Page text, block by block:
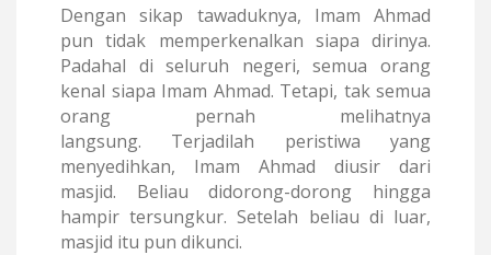
Dengan sikap tawaduknya, Imam Ahmad
pun tidak memperkenalkan siapa dirinya.
Padahal di seluruh negeri, semua orang
kenal siapa Imam Ahmad. Tetapi, tak semua
orang pernah melihatnya
langsung. Terjadilah peristiwa yang
menyedihkan, Imam Ahmad diusir dari
masjid. Beliau didorong-dorong hingga
hampir tersungkur. Setelah beliau di luar,
masjid itu pun dikunci.